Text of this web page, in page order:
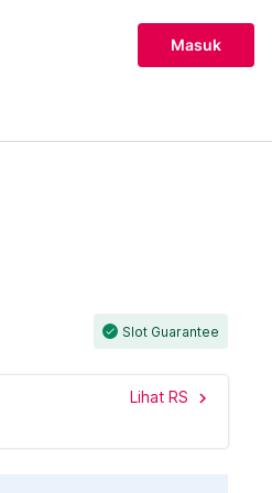
Masuk
check Slot Guarantee
Lihat RS chevron_right